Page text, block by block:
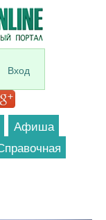
Вход
Афиша